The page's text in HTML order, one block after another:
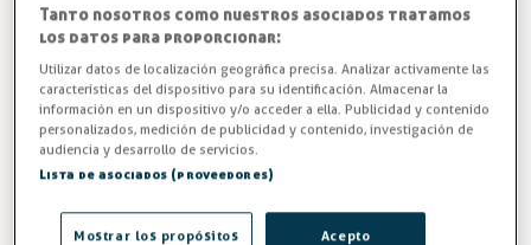
cafeterías y estaciones de café profesionales. Optimiza tu
barra con un sistema integrado limpio y
profesional. Compra ahora la tolva CV‑L y mejora la
eficiencia en tu estación de café.
Entrega en 24/48h
133,09 €
Tanto nosotros como nuestros asociados tratamos
los datos para proporcionar:
Utilizar datos de localización geográfica precisa. Analizar activamente las
características del dispositivo para su identificación. Almacenar la
información en un dispositivo y/o acceder a ella. Publicidad y contenido
personalizados, medición de publicidad y contenido, investigación de
audiencia y desarrollo de servicios.
Lista de asociados (proveedores)
Acepto
Mostrar los propósitos